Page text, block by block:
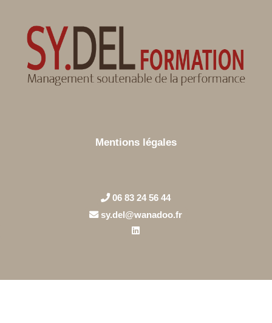
Mentions légales
06 83 24 56 44
sy.del@wanadoo.fr